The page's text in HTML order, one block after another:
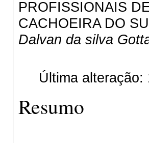
PROFISSIONAIS
CACHOEIRA DO
Dalvan da silva
Última alteração:
Resumo